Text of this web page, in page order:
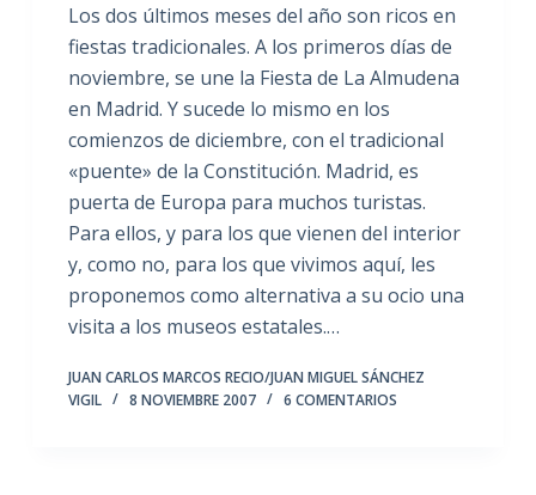
Los dos últimos meses del año son ricos en
fiestas tradicionales. A los primeros días de
noviembre, se une la Fiesta de La Almudena
en Madrid. Y sucede lo mismo en los
comienzos de diciembre, con el tradicional
«puente» de la Constitución. Madrid, es
puerta de Europa para muchos turistas.
Para ellos, y para los que vienen del interior
y, como no, para los que vivimos aquí, les
proponemos como alternativa a su ocio una
visita a los museos estatales.…
JUAN CARLOS MARCOS RECIO/JUAN MIGUEL SÁNCHEZ
VIGIL
8 NOVIEMBRE 2007 6 COMENTARIOS